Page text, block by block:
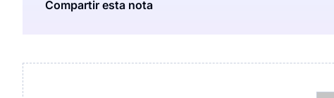
Compartir esta nota